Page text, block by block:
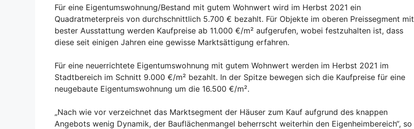
Für eine Eigentumswohnung/Bestand mit gutem Wohnwert wird im Herbst 2021 ein
Quadratmeterpreis von durchschnittlich 5.700 € bezahlt. Für Objekte im oberen Preissegment mit
bester Ausstattung werden Kaufpreise ab 11.000 €/m² aufgerufen, wobei festzuhalten ist, dass
diese seit einigen Jahren eine gewisse Marktsättigung erfahren.
Für eine neuerrichtete Eigentumswohnung mit gutem Wohnwert werden im Herbst 2021 im
Stadtbereich im Schnitt 9.000 €/m² bezahlt. In der Spitze bewegen sich die Kaufpreise für eine
neugebaute Eigentumswohnung um die 16.500 €/m².
„Nach wie vor verzeichnet das Marktsegment der Häuser zum Kauf aufgrund des knappen
Angebots wenig Dynamik, der Bauflächenmangel beherrscht weiterhin den Eigenheimbereich“, so